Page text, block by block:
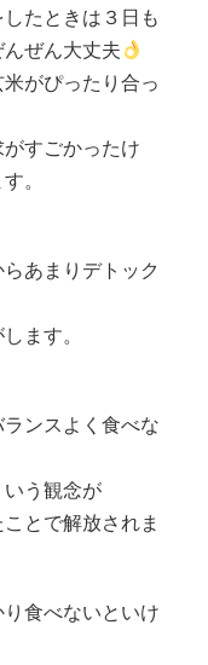
たときは３日も
ぜん大丈夫
がぴったり合っ
すごかったけ
。
あまりデトック
ます。
ンスよく食べな
いう観念が
とで解放されま
食べないといけ